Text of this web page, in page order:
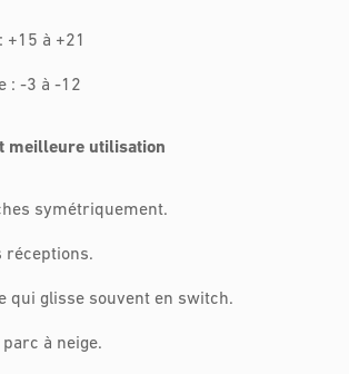
+15 à +21
: -3 à -12
meilleure utilisation
symétriquement.
réceptions.
qui glisse souvent en switch.
à neige.